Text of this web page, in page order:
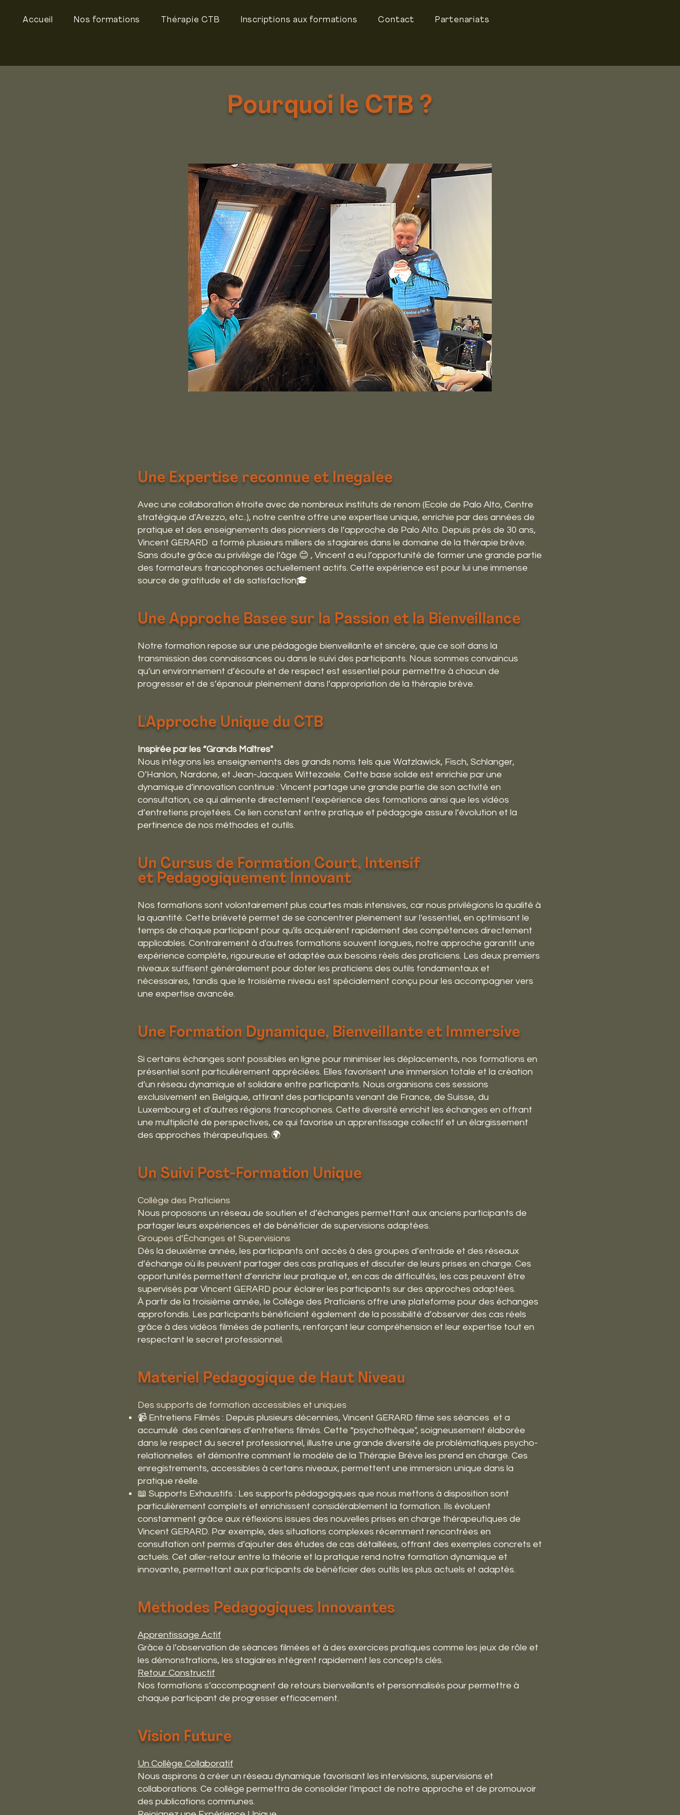
Accueil Nos formations Thérapie CTB Inscriptions aux formations Contact Partenariats
Pourquoi le CTB ?
Une Expertise reconnue et Inégalée
Avec une collaboration étroite avec de nombreux instituts de renom (Ecole de Palo Alto, Centre
stratégique d'Arezzo, etc..), notre centre offre une expertise unique, enrichie par des années de
pratique et des enseignements des pionniers de l’approche de Palo Alto. Depuis près de 30 ans,
Vincent GERARD a formé plusieurs milliers de stagiaires dans le domaine de la thérapie brève.
Sans doute grâce au privilège de l’âge 😊 , Vincent a eu l’opportunité de former une grande partie
des formateurs francophones actuellement actifs. Cette expérience est pour lui une immense
source de gratitude et de satisfaction🎓
Une Approche Basée sur la Passion et la Bienveillance
Notre formation repose sur une pédagogie bienveillante et sincère, que ce soit dans la
transmission des connaissances ou dans le suivi des participants. Nous sommes convaincus
qu’un environnement d’écoute et de respect est essentiel pour permettre à chacun de
progresser et de s’épanouir pleinement dans l’appropriation de la thérapie brève.
L'Approche Unique du CTB
Inspirée par les “Grands Maîtres"
Nous intégrons les enseignements des grands noms tels que Watzlawick, Fisch, Schlanger,
O’Hanlon, Nardone, et Jean-Jacques Wittezaele. Cette base solide est enrichie par une
dynamique d’innovation continue : Vincent partage une grande partie de son activité en
consultation, ce qui alimente directement l’expérience des formations ainsi que les vidéos
d’entretiens projetées. Ce lien constant entre pratique et pédagogie assure l’évolution et la
pertinence de nos méthodes et outils.
Un Cursus de Formation Court, Intensif
et Pédagogiquement Innovant
Nos formations sont volontairement plus courtes mais intensives, car nous privilégions la qualité à
la quantité. Cette brièveté permet de se concentrer pleinement sur l'essentiel, en optimisant le
temps de chaque participant pour qu'ils acquièrent rapidement des compétences directement
applicables. Contrairement à d'autres formations souvent longues, notre approche garantit une
expérience complète, rigoureuse et adaptée aux besoins réels des praticiens. Les deux premiers
niveaux suffisent généralement pour doter les praticiens des outils fondamentaux et
nécessaires, tandis que le troisième niveau est spécialement conçu pour les accompagner vers
une expertise avancée.
Une Formation Dynamique, Bienveillante et Immersive
Si certains échanges sont possibles en ligne pour minimiser les déplacements, nos formations en
présentiel sont particulièrement appréciées. Elles favorisent une immersion totale et la création
d’un réseau dynamique et solidaire entre participants. Nous organisons ces sessions
exclusivement en Belgique, attirant des participants venant de France, de Suisse, du
Luxembourg et d’autres régions francophones. Cette diversité enrichit les échanges en offrant
une multiplicité de perspectives, ce qui favorise un apprentissage collectif et un élargissement
des approches thérapeutiques. 🌍
Un Suivi Post-Formation Unique
Collège des Praticiens
Nous proposons un réseau de soutien et d’échanges permettant aux anciens participants de
partager leurs expériences et de bénéficier de supervisions adaptées.
Groupes d’Échanges et Supervisions
Dès la deuxième année, les participants ont accès à des groupes d’entraide et des réseaux
d’échange où ils peuvent partager des cas pratiques et discuter de leurs prises en charge. Ces
opportunités permettent d’enrichir leur pratique et, en cas de difficultés, les cas peuvent être
supervisés par Vincent GERARD pour éclairer les participants sur des approches adaptées.
À partir de la troisième année, le Collège des Praticiens offre une plateforme pour des échanges
approfondis. Les participants bénéficient également de la possibilité d’observer des cas réels
grâce à des vidéos filmées de patients, renforçant leur compréhension et leur expertise tout en
respectant le secret professionnel.
Matériel Pédagogique de Haut Niveau
Des supports de formation accessibles et uniques
📹 Entretiens Filmés : Depuis plusieurs décennies, Vincent GERARD filme ses séances et a
accumulé des centaines d’entretiens filmés. Cette “psychothèque", soigneusement élaborée
dans le respect du secret professionnel, illustre une grande diversité de problématiques psycho-
relationnelles et démontre comment le modèle de la Thérapie Brève les prend en charge. Ces
enregistrements, accessibles à certains niveaux, permettent une immersion unique dans la
pratique réelle.
📖 Supports Exhaustifs : Les supports pédagogiques que nous mettons à disposition sont
particulièrement complets et enrichissent considérablement la formation. Ils évoluent
constamment grâce aux réflexions issues des nouvelles prises en charge thérapeutiques de
Vincent GERARD. Par exemple, des situations complexes récemment rencontrées en
consultation ont permis d’ajouter des études de cas détaillées, offrant des exemples concrets et
actuels. Cet aller-retour entre la théorie et la pratique rend notre formation dynamique et
innovante, permettant aux participants de bénéficier des outils les plus actuels et adaptés.
Méthodes Pédagogiques Innovantes
Apprentissage Actif
Grâce à l’observation de séances filmées et à des exercices pratiques comme les jeux de rôle et
les démonstrations, les stagiaires intègrent rapidement les concepts clés.
Retour Constructif
Nos formations s’accompagnent de retours bienveillants et personnalisés pour permettre à
chaque participant de progresser efficacement.
Vision Future
Un Collège Collaboratif
Nous aspirons à créer un réseau dynamique favorisant les intervisions, supervisions et
collaborations. Ce collège permettra de consolider l’impact de notre approche et de promouvoir
des publications communes.